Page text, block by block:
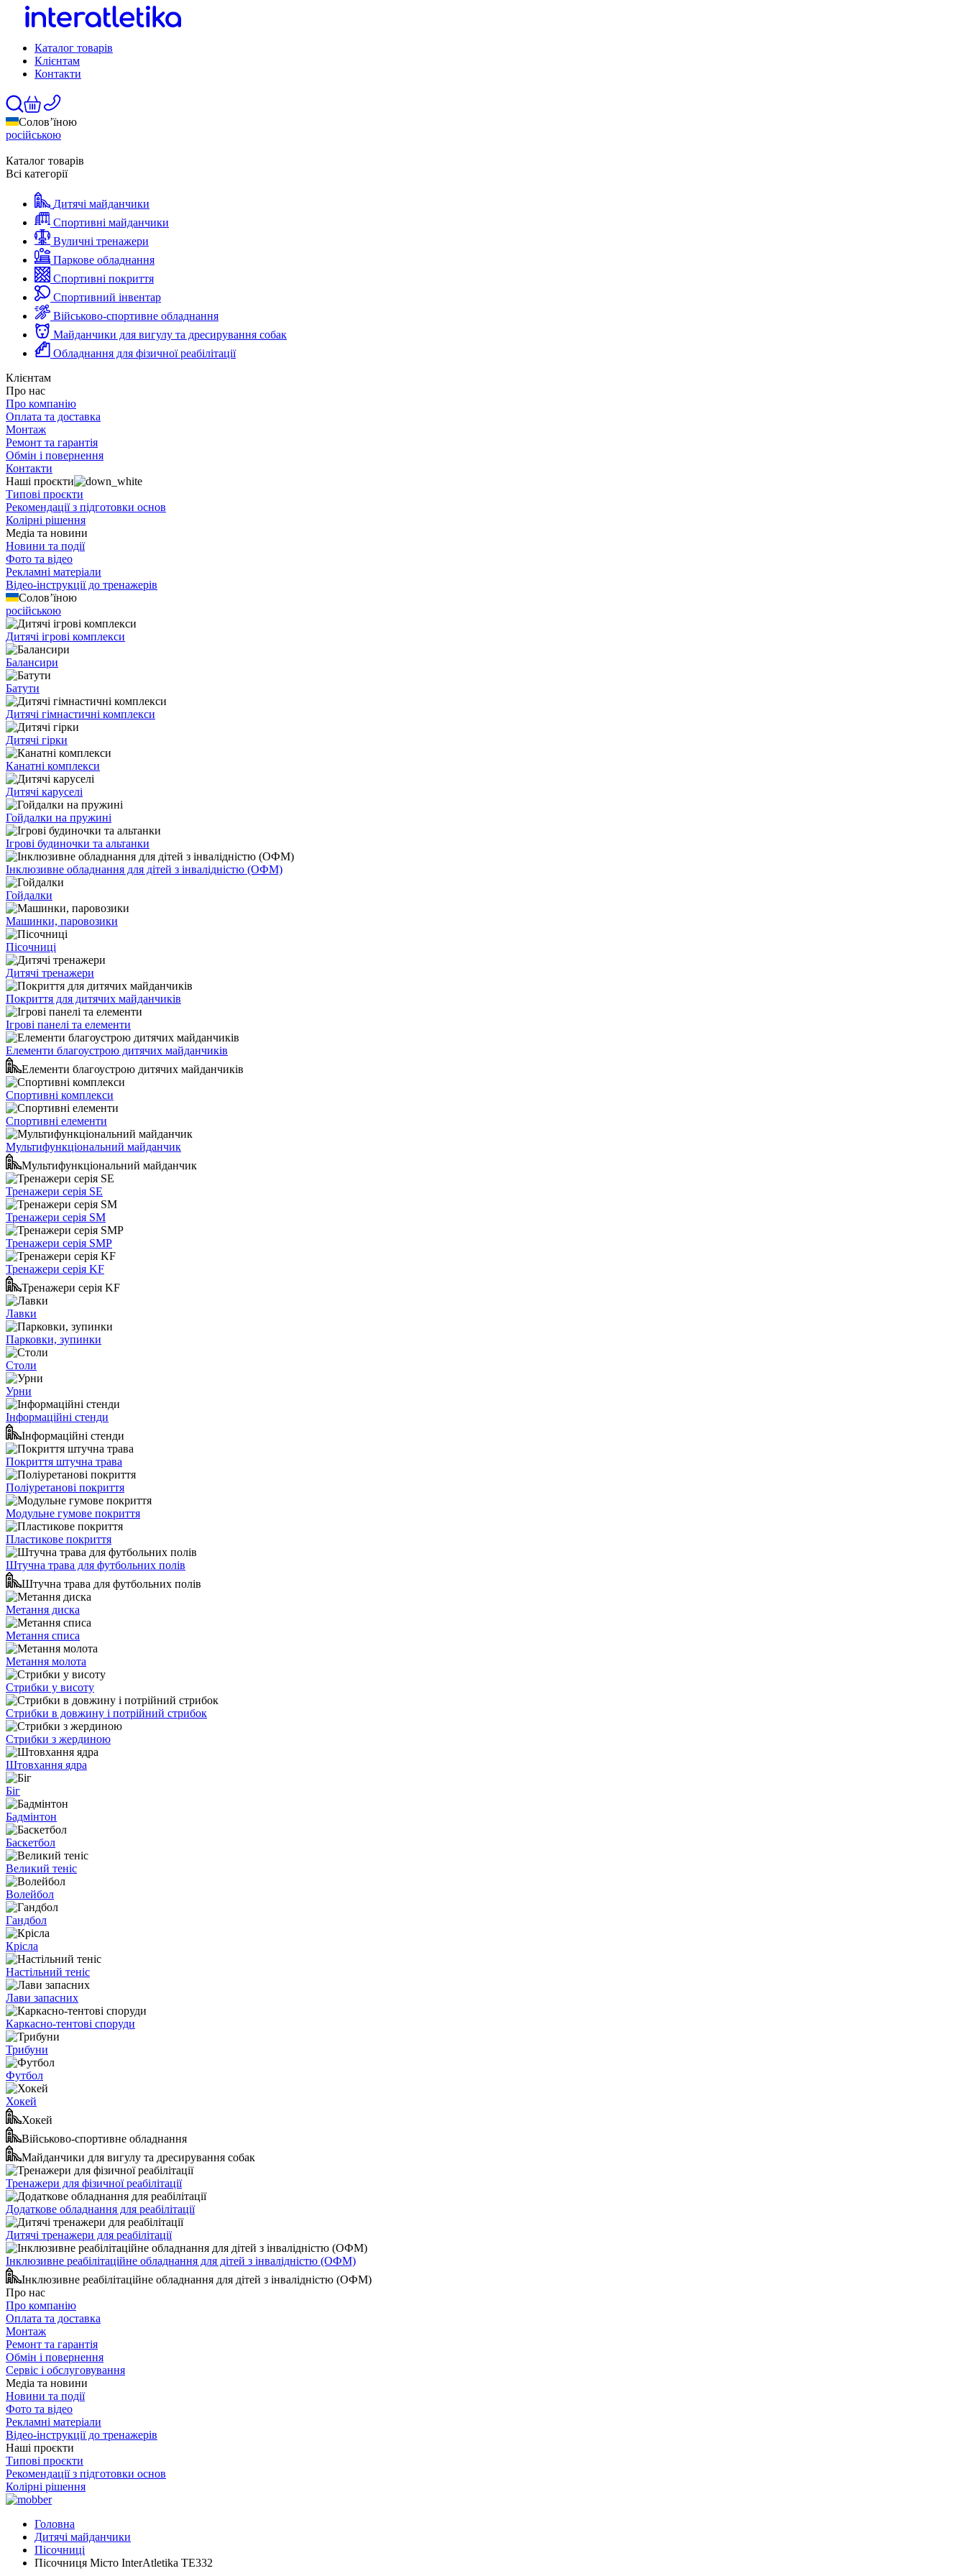
Каталог товарів
Клієнтам
Контакти
Солов’їною
російською
Каталог товарів
Всі категорії
Дитячі майданчики
Спортивні майданчики
Вуличні тренажери
Паркове обладнання
Спортивні покриття
Спортивний інвентар
Військово-спортивне обладнання
Майданчики для вигулу та дресирування собак
Обладнання для фізичної реабілітації
Клієнтам
Про нас
Про компанію
Оплата та доставка
Монтаж
Ремонт та гарантія
Обмін і повернення
Контакти
Наші проєкти
Типові проєкти
Рекомендації з підготовки основ
Колірні рішення
Медіа та новини
Новини та події
Фото та відео
Рекламні матеріали
Відео-інструкції до тренажерів
Солов’їною
російською
Дитячі ігрові комплекси
Балансири
Батути
Дитячі гімнастичні комплекси
Дитячі гірки
Канатні комплекси
Дитячі каруселі
Гойдалки на пружині
Ігрові будиночки та альтанки
Інклюзивне обладнання для дітей з інвалідністю (ОФМ)
Гойдалки
Машинки, паровозики
Пісочниці
Дитячі тренажери
Покриття для дитячих майданчиків
Ігрові панелі та елементи
Елементи благоустрою дитячих майданчиків
Елементи благоустрою дитячих майданчиків
Спортивні комплекси
Спортивні елементи
Мультифункціональний майданчик
Мультифункціональний майданчик
Тренажери серія SE
Тренажери серія SM
Тренажери серія SMP
Тренажери серія KF
Тренажери серія KF
Лавки
Парковки, зупинки
Столи
Урни
Інформаційні стенди
Інформаційні стенди
Покриття штучна трава
Поліуретанові покриття
Модульне гумове покриття
Пластикове покриття
Штучна трава для футбольних полів
Штучна трава для футбольних полів
Метання диска
Метання списа
Метання молота
Стрибки у висоту
Стрибки в довжину і потрійний стрибок
Стрибки з жердиною
Штовхання ядра
Біг
Бадмінтон
Баскетбол
Великий теніс
Волейбол
Гандбол
Крісла
Настільний теніс
Лави запасних
Каркасно-тентові споруди
Трибуни
Футбол
Хокей
Хокей
Військово-спортивне обладнання
Майданчики для вигулу та дресирування собак
Тренажери для фізичної реабілітації
Додаткове обладнання для реабілітації
Дитячі тренажери для реабілітації
Інклюзивне реабілітаційне обладнання для дітей з інвалідністю (ОФМ)
Інклюзивне реабілітаційне обладнання для дітей з інвалідністю (ОФМ)
Про нас
Про компанію
Оплата та доставка
Монтаж
Ремонт та гарантія
Обмін і повернення
Сервіс і обслуговування
Медіа та новини
Новини та події
Фото та відео
Рекламні матеріали
Відео-інструкції до тренажерів
Наші проєкти
Типові проєкти
Рекомендації з підготовки основ
Колірні рішення
Головна
Дитячі майданчики
Пісочниці
Пісочниця Місто InterAtletika TE332